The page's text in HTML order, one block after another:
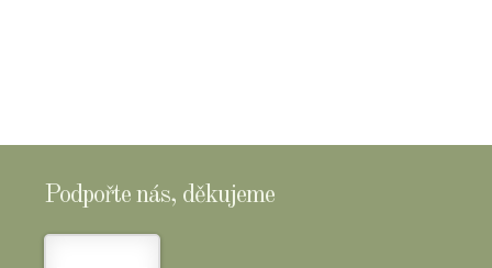
Podpořte nás, děkujeme